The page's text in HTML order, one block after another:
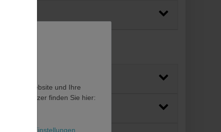
diese Website und Ihre
als Nutzer finden Sie hier:
Weitere Einstellungen